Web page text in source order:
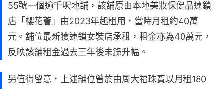
55號一個逾千呎地舖，該舖原由本地美妝保健品連鎖
店「櫻花薈」由2023年起租用，當時月租約40萬
元。舖位最新獲連鎖女裝店承租，租金亦為40萬元，
反映該舖租金過去三年後未錄升幅。
另值得留意，上述舖位曾於由周大福珠寶以月租180